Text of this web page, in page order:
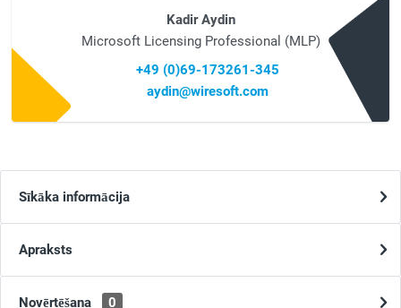
Kadir Aydin
Microsoft Licensing Professional (MLP)
+49 (0)69-173261-345
aydin@wiresoft.com
Sīkāka informācija
Apraksts
Novērtēšana 0